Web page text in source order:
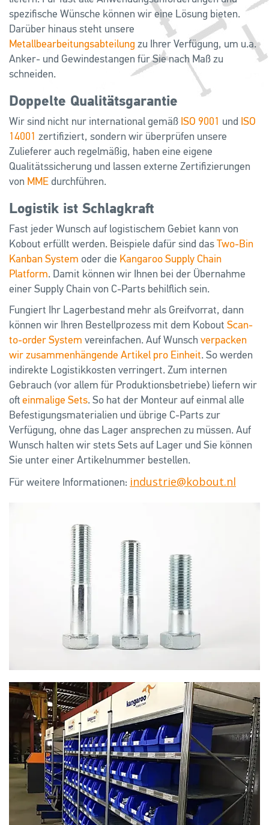
spezifische Wünsche können wir eine Lösung bieten.
Darüber hinaus steht unsere
Metallbearbeitungsabteilung zu Ihrer Verfügung, um u.a.
Anker- und Gewindestangen für Sie nach Maß zu
schneiden.
Doppelte Qualitätsgarantie
Wir sind nicht nur international gemäß ISO 9001 und ISO
14001 zertifiziert, sondern wir überprüfen unsere
Zulieferer auch regelmäßig, haben eine eigene
Qualitätssicherung und lassen externe Zertifizierungen
von MME durchführen.
Logistik ist Schlagkraft
Fast jeder Wunsch auf logistischem Gebiet kann von
Kobout erfüllt werden. Beispiele dafür sind das Two-Bin
Kanban System oder die Kangaroo Supply Chain
Platform. Damit können wir Ihnen bei der Übernahme
einer Supply Chain von C-Parts behilflich sein.
Fungiert Ihr Lagerbestand mehr als Greifvorrat, dann
können wir Ihren Bestellprozess mit dem Kobout Scan-
to-order System vereinfachen. Auf Wunsch verpacken
wir zusammenhängende Artikel pro Einheit. So werden
indirekte Logistikkosten verringert. Zum internen
Gebrauch (vor allem für Produktionsbetriebe) liefern wir
oft einmalige Sets. So hat der Monteur auf einmal alle
Befestigungsmaterialien und übrige C-Parts zur
Verfügung, ohne das Lager ansprechen zu müssen. Auf
Wunsch halten wir stets Sets auf Lager und Sie können
Sie unter einer Artikelnummer bestellen.
Für weitere Informationen: industrie@kobout.nl